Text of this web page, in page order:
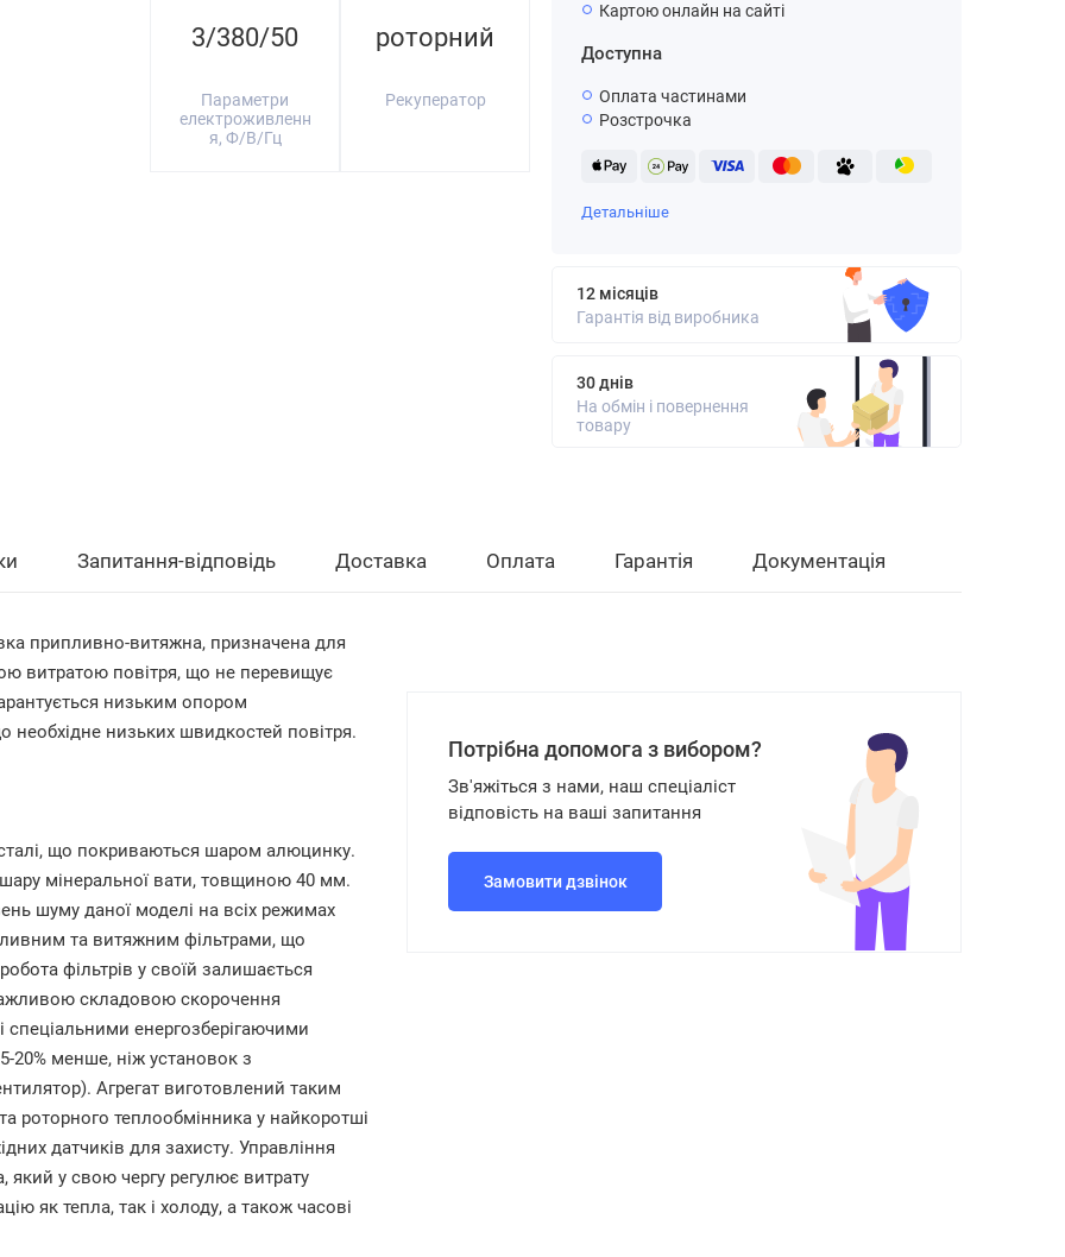
3/380/50
Параметри
електроживленн
я, Ф/В/Гц
роторний
Рекуператор
Картою онлайн на сайті
Доступна
Оплата частинами
Розстрочка
Детальніше
12 місяців
Гарантія від виробника
30 днів
На обмін і повернення
товару
Запитання-відповідь Доставка Оплата Гарантія Документація
припливно-витяжна, призначена для
витратою повітря, що не перевищує
низьким опором
низьких швидкостей повітря.
що покриваються шаром алюцинку.
мінеральної вати, товщиною 40 мм.
шуму даної моделі на всіх режимах
та витяжним фільтрами, що
фільтрів у своїй залишається
складовою скорочення
енергозберігаючими
20% менше, ніж установок з
Агрегат виготовлений таким
роторного теплообмінника у найкоротші
датчиків для захисту. Управління
який у свою чергу регулює витрату
як тепла, так і холоду, а також часові
Потрібна допомога з вибором?
Зв'яжіться з нами, наш спеціаліст
відповість на ваші запитання
Замовити дзвінок